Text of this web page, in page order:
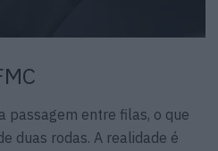
passagem entre filas, o que
duas rodas. A realidade é